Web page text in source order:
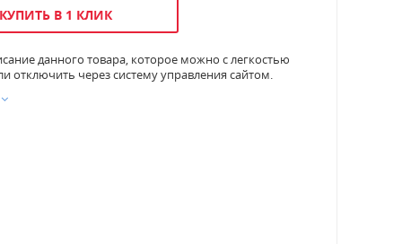
В 1 КЛИК
данного товара, которое можно с легкостью
отключить через систему управления сайтом.